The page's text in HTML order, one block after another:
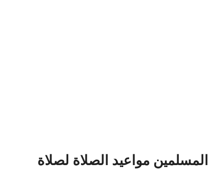
المسلمين مواعيد الصلاة لصلاة